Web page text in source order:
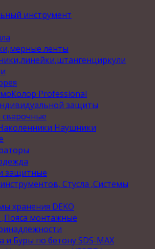
инструмент
ленты
Professional
защиты
Наушники
защитные
Стусла ,Системы
хранения DEKO
монтажные
и Буры по бетону SDS-MAX